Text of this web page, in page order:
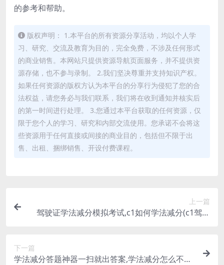
的参考和帮助。
版权声明： 1.本平台的所有资源分享活动，均以个人学
习、研究、交流及教育为目的，完全免费，不涉及任何形式
的商业销售。本网站只提供资源导航页面服务，并不提供资
源存储，也不参与录制。 2.我们坚决尊重并支持知识产权。
如果任何资源的版权方认为本平台的分享行为侵犯了您的合
法权益，请您务必与我们联系，我们将在收到通知并核实后
的第一时间进行处理。 3.您通过本平台获取的任何资源，仅
限于您个人的学习、研究和内部交流使用。您承诺不会将这
些资源用于任何直接或间接的商业目的，包括但不限于出
售、出租、捆绑销售、开设付费课程。
上一篇
驾驶证学法减分模拟考试,c1如何学法减分(c1驾照
下一篇
学法减分答题神器一扫就出答案,学法减分怎么不能